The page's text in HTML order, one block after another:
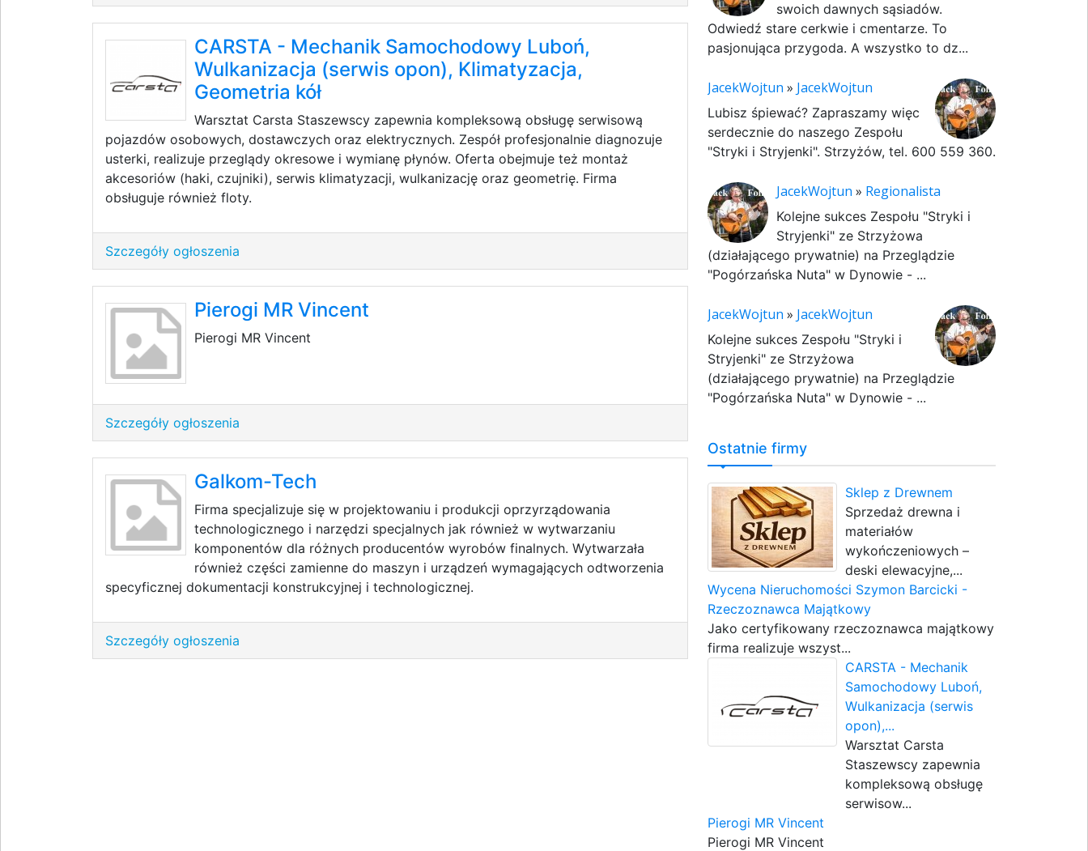
CARSTA - Mechanik Samochodowy Luboń,
Wulkanizacja (serwis opon), Klimatyzacja,
Geometria kół
Warsztat Carsta Staszewscy zapewnia kompleksową obsługę serwisową
pojazdów osobowych, dostawczych oraz elektrycznych. Zespół profesjonalnie diagnozuje
usterki, realizuje przeglądy okresowe i wymianę płynów. Oferta obejmuje też montaż
akcesoriów (haki, czujniki), serwis klimatyzacji, wulkanizację oraz geometrię. Firma
obsługuje również floty.
Szczegóły ogłoszenia
Pierogi MR Vincent
Pierogi MR Vincent
Szczegóły ogłoszenia
Galkom-Tech
Firma specjalizuje się w projektowaniu i produkcji oprzyrządowania
technologicznego i narzędzi specjalnych jak również w wytwarzaniu
komponentów dla różnych producentów wyrobów finalnych. Wytwarzała
również części zamienne do maszyn i urządzeń wymagających odtworzenia
specyficznej dokumentacji konstrukcyjnej i technologicznej.
Szczegóły ogłoszenia
swoich dawnych sąsiadów.
Odwiedź stare cerkwie i cmentarze. To
pasjonująca przygoda. A wszystko to dz...
JacekWojtun » JacekWojtun
Lubisz śpiewać? Zapraszamy więc
serdecznie do naszego Zespołu
"Stryki i Stryjenki". Strzyżów, tel. 600 559 360.
JacekWojtun » Regionalista
Kolejne sukces Zespołu "Stryki i
Stryjenki" ze Strzyżowa
(działającego prywatnie) na Przeglądzie
"Pogórzańska Nuta" w Dynowie - ...
JacekWojtun » JacekWojtun
Kolejne sukces Zespołu "Stryki i
Stryjenki" ze Strzyżowa
(działającego prywatnie) na Przeglądzie
"Pogórzańska Nuta" w Dynowie - ...
Ostatnie firmy
Sklep z Drewnem
Sprzedaż drewna i
materiałów
wykończeniowych –
deski elewacyjne,...
Wycena Nieruchomości Szymon Barcicki -
Rzeczoznawca Majątkowy
Jako certyfikowany rzeczoznawca majątkowy
firma realizuje wszyst...
CARSTA - Mechanik
Samochodowy Luboń,
Wulkanizacja (serwis
opon),...
Warsztat Carsta
Staszewscy zapewnia
kompleksową obsługę
serwisow...
Pierogi MR Vincent
Pierogi MR Vincent